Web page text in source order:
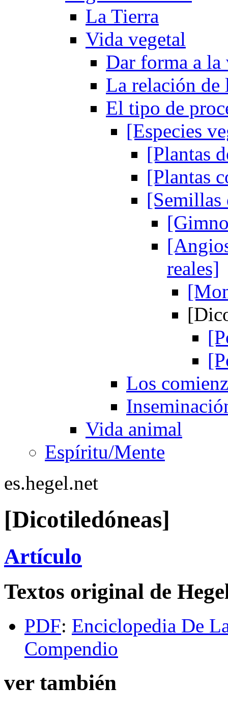
La Tierra
Vida vegetal
Dar forma a la
La relación de
El tipo de
[Especies
[Plantas
[Plantas
[Semillas
reales]
Los
Vida animal
Espíritu/Mente
es.hegel.net
[Dicotiledóneas]
Artículo
Textos original de
PDF: Enciclopedia De
Compendio
ver también